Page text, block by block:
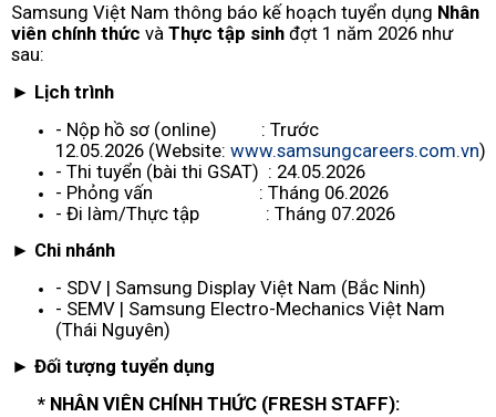
Samsung Việt Nam thông báo kế hoạch tuyển dụng Nhân
viên chính thức và Thực tập sinh đợt 1 năm 2026 như
sau:
► Lịch trình
- Nộp hồ sơ (online) : Trước
12.05.2026 (Website: www.samsungcareers.com.vn)
- Thi tuyển (bài thi GSAT) : 24.05.2026
- Phỏng vấn : Tháng 06.2026
- Đi làm/Thực tập : Tháng 07.2026
► Chi nhánh
- SDV | Samsung Display Việt Nam (Bắc Ninh)
- SEMV | Samsung Electro-Mechanics Việt Nam
(Thái Nguyên)
► Đối tượng tuyển dụng
* NHÂN VIÊN CHÍNH THỨC (FRESH STAFF):